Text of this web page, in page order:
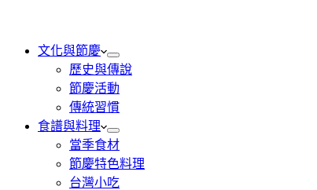
文化與節慶
歷史與傳說
節慶活動
傳統習慣
食譜與料理
當季食材
節慶特色料理
台灣小吃